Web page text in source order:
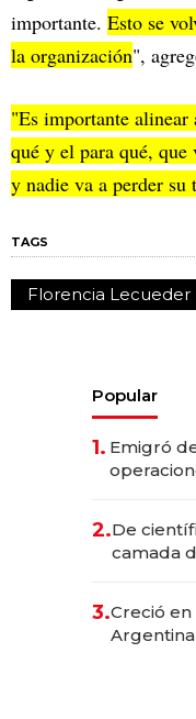
importante. Esto se
la organización",
"Es importante
qué y el para qué, que
y nadie va a perder su
TAGS
Florencia Lecueder
Popular
1. Emigró
2.De
camada
3.Creció